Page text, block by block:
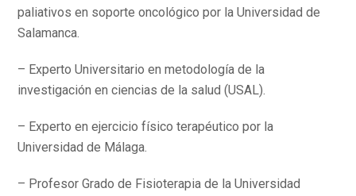
paliativos en soporte oncológico por la Universidad de
Salamanca.
– Experto Universitario en metodología de la
investigación en ciencias de la salud (USAL).
– Experto en ejercicio físico terapéutico por la
Universidad de Málaga.
– Profesor Grado de Fisioterapia de la Universidad